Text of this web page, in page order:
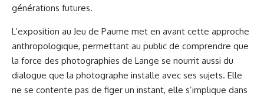
générations futures.
L’exposition au Jeu de Paume met en avant cette approche
anthropologique, permettant au public de comprendre que
la force des photographies de Lange se nourrit aussi du
dialogue que la photographe installe avec ses sujets. Elle
ne se contente pas de figer un instant, elle s’implique dans